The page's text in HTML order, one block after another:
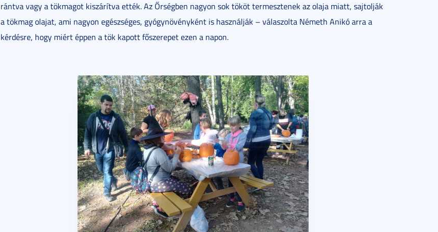
rántva vagy a tökmagot kiszárítva ették. Az Őrségben nagyon sok tököt termesztenek az olaja miatt, sajtolják
a tökmag olajat, ami nagyon egészséges, gyógynövényként is használják – válaszolta Németh Anikó arra a
kérdésre, hogy miért éppen a tök kapott főszerepet ezen a napon.